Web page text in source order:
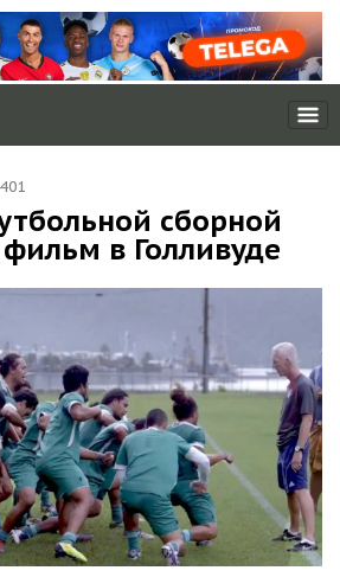
сборной
в Голливуде